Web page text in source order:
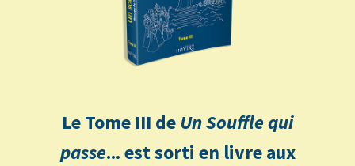
Le Tome III deUn Souffle qui
passe... est sorti en livre aux